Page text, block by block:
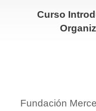
Curso
Fundación